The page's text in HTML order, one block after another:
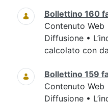
Bollettino 160
Contenuto Web
Diffusione •
calcolato con
Bollettino 159
Contenuto Web
Diffusione •